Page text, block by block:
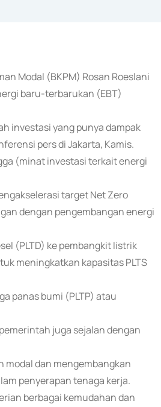
Modal (BKPM) Rosan Roeslani
baru-terbarukan (EBT)
investasi yang punya dampak
pers di Jakarta, Kamis.
(minat investasi terkait energi
target Net Zero
dengan pengembangan energi
(PLTD) ke pembangkit listrik
meningkatkan kapasitas PLTS
panas bumi (PLTP) atau
juga sejalan dengan
dan mengembangkan
penyerapan tenaga kerja.
berbagai kemudahan dan